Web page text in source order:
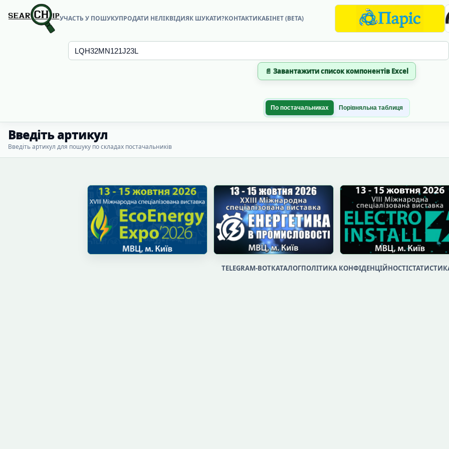
УЧАСТЬ У ПОШУКУПРОДАТИ НЕЛІКВІДИЯК ШУКАТИ?КОНТАКТИКАБІНЕТ (BETA)
📄 Завантажити список компонентів Excel
По постачальниках Порівняльна таблиця
Введіть артикул
Введіть артикул для пошуку по складах постачальників
TELEGRAM-BOTКАТАЛОГПОЛІТИКА КОНФІДЕНЦІЙНОСТІ